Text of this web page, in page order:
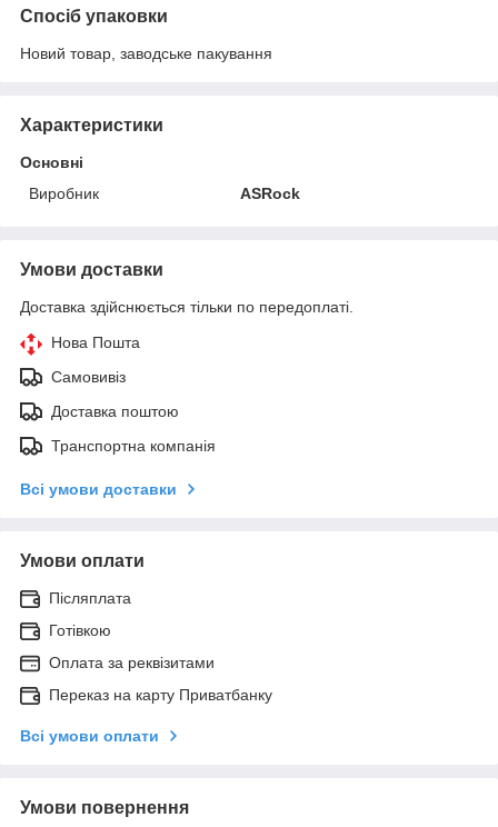
Спосіб упаковки
Новий товар, заводське пакування
Характеристики
Основні
Виробник
ASRock
Умови доставки
Доставка здійснюється тільки по передоплаті.
Нова Пошта
Самовивіз
Доставка поштою
Транспортна компанія
Всі умови доставки
Умови оплати
Післяплата
Готівкою
Оплата за реквізитами
Переказ на карту Приватбанку
Всі умови оплати
Умови повернення